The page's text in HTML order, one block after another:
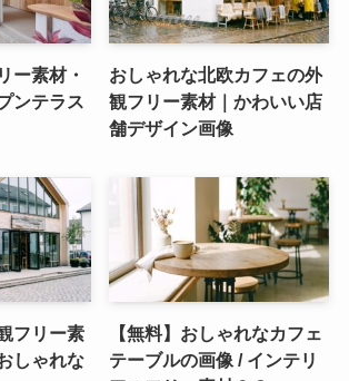
ー素材・
ンテラス
おしゃれな北欧カフェの外
観フリー素材｜かわいい店
舗デザイン画像
フリー素
しゃれな
【無料】おしゃれなカフェ
テーブルの画像 / インテリ